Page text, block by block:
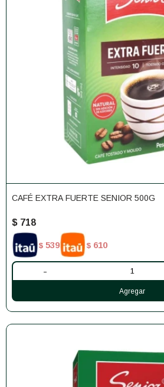
CAFÉ EXTRA FUERTE SENIOR 500G
$ 718
$ 539 $ 610
-